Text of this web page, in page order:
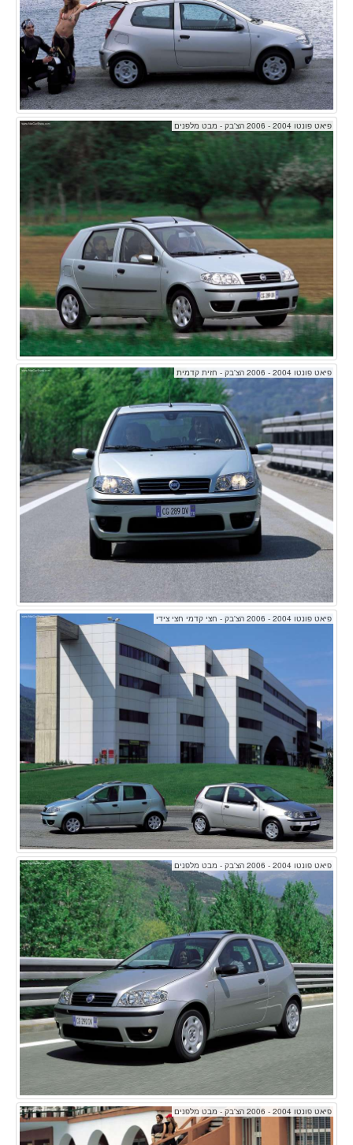
פיאט פונטו 2004 - 2006 הצ'בק - מבט מלפנים
פיאט פונטו 2004 - 2006 הצ'בק - חזית קדמית
פיאט פונטו 2004 - 2006 הצ'בק - חצי קדמי חצי צידי
פיאט פונטו 2004 - 2006 הצ'בק - מבט מלפנים
פיאט פונטו 2004 - 2006 הצ'בק - מבט מלפנים